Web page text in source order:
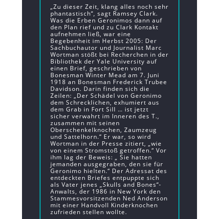
„Zu dieser Zeit, klang alles noch sehr
phantastisch“, sagt Ramsey Clark.
Was die Erben Geronimos dann auf
den Plan rief und zu Clark Kontakt
aufnehmen ließ, war eine
Begebenheit im Herbst 2005: Der
Sachbuchautor und Journalist Marc
Wortman stößt bei Recherchen in der
Bibliothek der Yale University auf
einen Brief, geschrieben von
Bonesman Winter Mead am 7. Juni
1918 an Bonesman Frederick Trubee
Davidson. Darin finden sich die
Zeilen: „Der Schädel von Geronimo
dem Schrecklichen, exhumiert aus
dem Grab in Fort Sill … ist jetzt
sicher verwahrt im Inneren des T.,
zusammen mit seinen
Oberschenkelknochen, Zaumzeug
und Sattelhorn.“ Er war, so wird
Wortman in der Presse zitiert, „wie
von einem Stromstoß getroffen.“ Vor
ihm lag der Beweis: „ Sie hatten
jemanden ausgegraben, den sie für
Geronimo hielten.“ Der Adressat des
entdeckten Briefes entpuppte sich
als Vater jenes „Skulls and Bones“-
Anwalts, der 1986 in New York den
Stammesvorsitzenden Ned Anderson
mit einer Handvoll Kinderknochen
zufrieden stellen wollte.